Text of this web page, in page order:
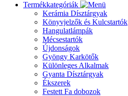
Termékkategóriák
Kerámia Dísztárgyak
Könyvjelzők és Kulcstartók
Hangulatlámpák
Mécsestartók
Újdonságok
Gyöngy Karkötők
Különleges Alkalmak
Gyanta Dísztárgyak
Ékszerek
Festett Fa dobozok